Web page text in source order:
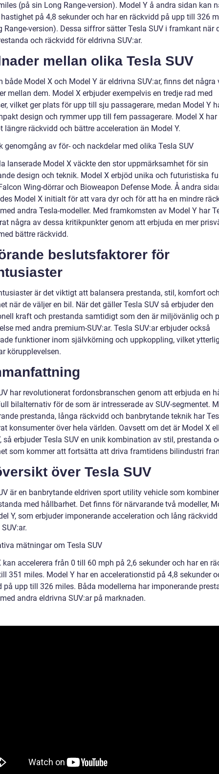
(på sin Long Range-version). Model Y å andra sidan kan
på 4,8 sekunder och har en räckvidd på upp till 326
Range-version). Dessa siffror sätter Tesla SUV i framkant när
och räckvidd för eldrivna SUV:ar.
mellan olika Tesla SUV
både Model X och Model Y är eldrivna SUV:ar, finns det några
mellan dem. Model X erbjuder exempelvis en tredje rad med
vilket ger plats för upp till sju passagerare, medan Model Y
design och rymmer upp till fem passagerare. Model X
längre räckvidd och bättre acceleration än Model Y.
genomgång av för- och nackdelar med olika Tesla SUV
lanserade Model X väckte den stor uppmärksamhet för sin
design och teknik. Model X erbjöd unika och futuristiska
Wing-dörrar och Bioweapon Defense Mode. Å andra
Model X initialt för att vara dyr och för att ha en mindre
andra Tesla-modeller. Med framkomsten av Model Y har
några av dessa kritikpunkter genom att erbjuda en mer
bättre räckvidd.
beslutsfaktorer för
är det viktigt att balansera prestanda, stil, komfort
när de väljer en bil. När det gäller Tesla SUV så erbjuder den
kraft och prestanda samtidigt som den är miljövänlig och
med andra premium-SUV:ar. Tesla SUV:ar erbjuder också
funktioner inom självkörning och uppkoppling, vilket
körupplevelsen.
har revolutionerat fordonsbranschen genom att erbjuda en
bilalternativ för de som är intresserade av SUV-segmentet.
prestanda, långa räckvidd och banbrytande teknik har
konsumenter över hela världen. Oavsett om det är Model X
så erbjuder Tesla SUV en unik kombination av stil, prestanda
som kommer att fortsätta att driva framtidens bilindustri
över Tesla SUV
är en banbrytande eldriven sport utility vehicle som
med hållbarhet. Det finns för närvarande två modeller,
Y, som erbjuder imponerande acceleration och lång
mätningar om Tesla SUV
kan accelerera från 0 till 60 mph på 2,6 sekunder och har en
351 miles. Model Y har en accelerationstid på 4,8 sekunder
på upp till 326 miles. Båda modellerna har imponerande
andra eldrivna SUV:ar på marknaden.